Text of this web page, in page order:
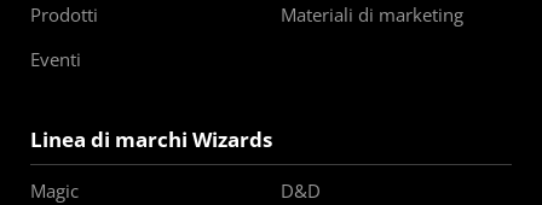
Prodotti
Materiali di marketing
Eventi
Linea di marchi Wizards
Magic
D&D